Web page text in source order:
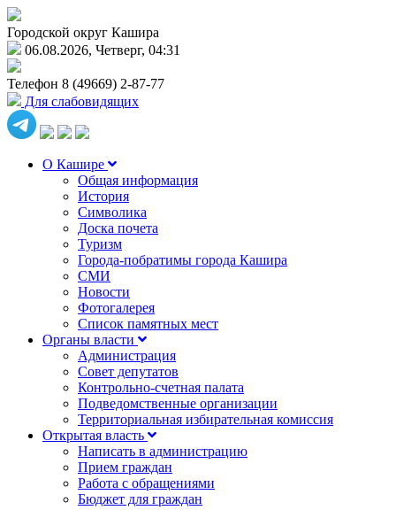
Городской округ Кашира
06.08.2026, Четверг, 04:31
Телефон 8 (49669) 2-87-77
Для слабовидящих
О Кашире
Общая информация
История
Символика
Доска почета
Туризм
Города-побратимы города Кашира
СМИ
Новости
Фотогалерея
Список памятных мест
Органы власти
Администрация
Совет депутатов
Контрольно-счетная палата
Подведомственные организации
Территориальная избирательная комиссия
Открытая власть
Написать в администрацию
Прием граждан
Работа с обращениями
Бюджет для граждан